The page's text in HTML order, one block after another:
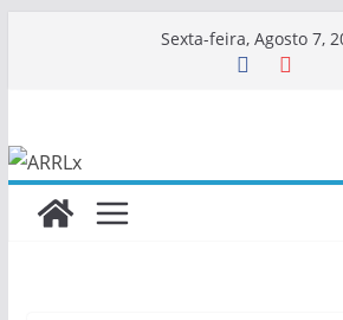
Sexta-feira, Agosto 7,